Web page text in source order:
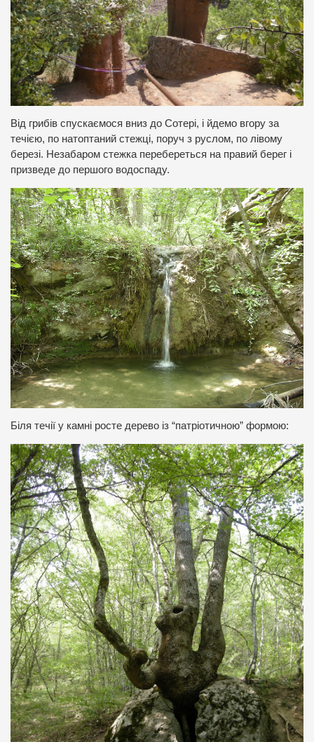
Від грибів спускаємося вниз до Сотері, і йдемо вгору за
течією, по натоптаний стежці, поруч з руслом, по лівому
березі. Незабаром стежка перебереться на правий берег і
призведе до першого водоспаду.
Біля течії у камні росте дерево із “патріотичною” формою: